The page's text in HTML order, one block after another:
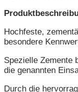
Hochfeste,
besondere
Spezielle Zemente
die genannten
Durch die